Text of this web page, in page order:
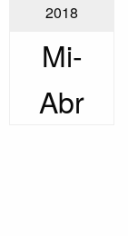
2018
Mi-
Abr